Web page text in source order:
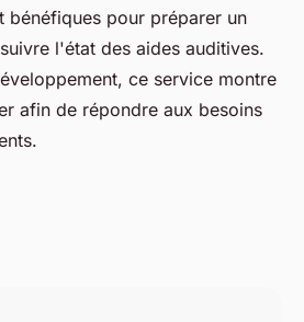
bénéfiques pour préparer un
l'état des aides auditives.
ce service montre
afin de répondre aux besoins